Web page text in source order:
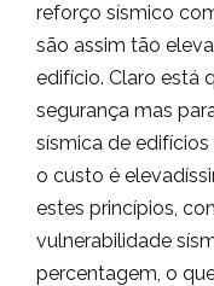
reforço sísmico
são assim tão
edifício. Claro está
segurança mas
sísmica de
o custo é
estes princípios,
vulnerabilidade
percentagem, o